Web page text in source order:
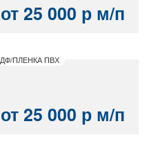
от 25 000 р м/п
ПЛЕНКА ПВХ
от 25 000 р м/п